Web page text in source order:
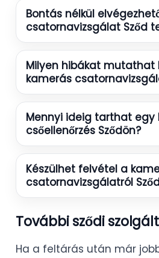
Bontás nélkül
csatornavizsgálat Sződ
Milyen hibákat mutathat
kamerás
Mennyi ideig tarthat egy
csőellenőrzés Sződön?
Készülhet felvétel a
csatornavizsgálatról
További sződi
Ha a feltárás után már